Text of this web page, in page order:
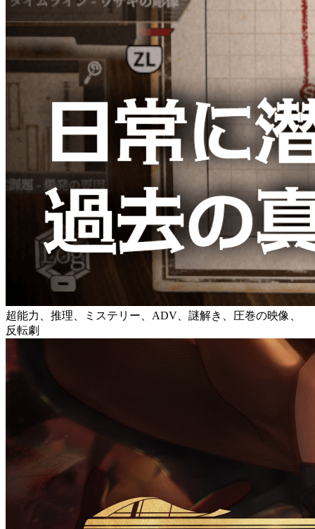
超能力、推理、ミステリー、ADV、謎解き、圧巻の映像、
反転劇